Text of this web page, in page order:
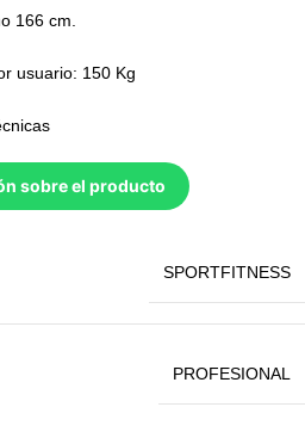
166 cm.
usuario: 150 Kg
sobre el producto
SPORTFITNESS
PROFESIONAL